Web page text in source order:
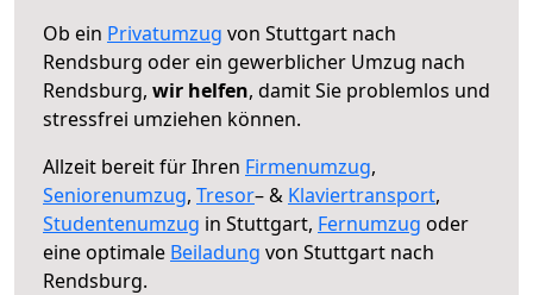
Ob ein Privatumzug von Stuttgart nach
Rendsburg oder ein gewerblicher Umzug nach
Rendsburg, wir helfen, damit Sie problemlos und
stressfrei umziehen können.
Allzeit bereit für Ihren Firmenumzug,
Seniorenumzug, Tresor– & Klaviertransport,
Studentenumzug in Stuttgart, Fernumzug oder
eine optimale Beiladung von Stuttgart nach
Rendsburg.